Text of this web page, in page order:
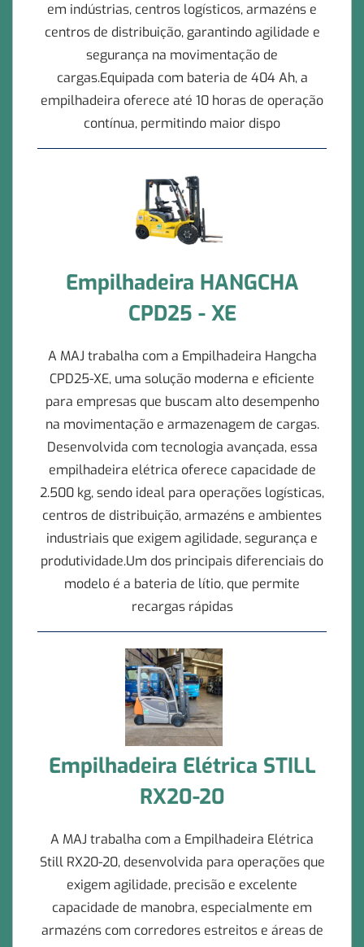
em indústrias, centros logísticos, armazéns e
centros de distribuição, garantindo agilidade e
segurança na movimentação de
cargas.Equipada com bateria de 404 Ah, a
empilhadeira oferece até 10 horas de operação
contínua, permitindo maior dispo
Empilhadeira HANGCHA
CPD25 - XE
A MAJ trabalha com a Empilhadeira Hangcha
CPD25-XE, uma solução moderna e eficiente
para empresas que buscam alto desempenho
na movimentação e armazenagem de cargas.
Desenvolvida com tecnologia avançada, essa
empilhadeira elétrica oferece capacidade de
2.500 kg, sendo ideal para operações logísticas,
centros de distribuição, armazéns e ambientes
industriais que exigem agilidade, segurança e
produtividade.Um dos principais diferenciais do
modelo é a bateria de lítio, que permite
recargas rápidas
Empilhadeira Elétrica STILL
RX20-20
A MAJ trabalha com a Empilhadeira Elétrica
Still RX20-20, desenvolvida para operações que
exigem agilidade, precisão e excelente
capacidade de manobra, especialmente em
armazéns com corredores estreitos e áreas de